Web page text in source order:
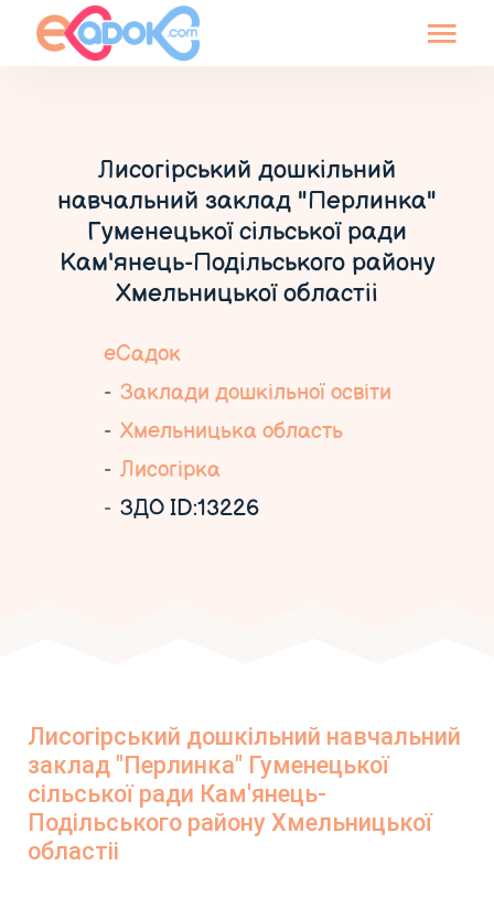
Лисогірський дошкільний
навчальний заклад "Перлинка"
Гуменецької сільської ради
Кам'янець-Подільського району
Хмельницької областіі
еСадок
Заклади дошкільної освіти
Хмельницька область
Лисогірка
ЗДО ID:13226
Лисогірський дошкільний навчальний
заклад "Перлинка" Гуменецької
сільської ради Кам'янець-
Подільського району Хмельницької
областіі